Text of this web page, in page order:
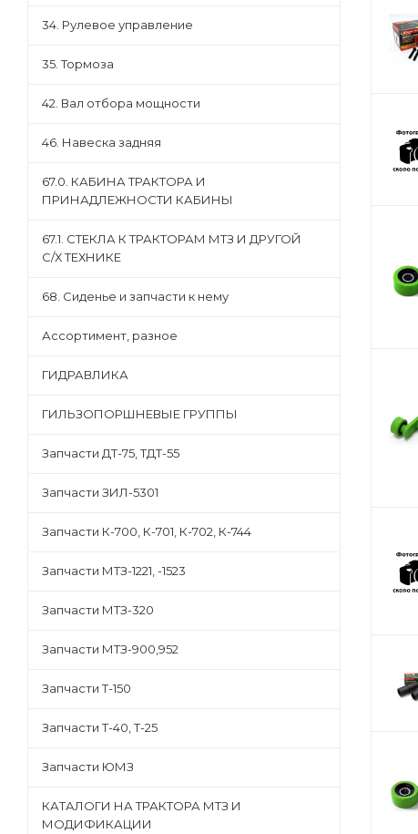
34. Рулевое управление
35. Тормоза
42. Вал отбора мощности
46. Навеска задняя
67.0. КАБИНА ТРАКТОРА И
ПРИНАДЛЕЖНОСТИ КАБИНЫ
67.1. СТЕКЛА К ТРАКТОРАМ МТЗ И ДРУГОЙ
С/Х ТЕХНИКЕ
68. Сиденье и запчасти к нему
Ассортимент, разное
ГИДРАВЛИКА
ГИЛЬЗОПОРШНЕВЫЕ ГРУППЫ
Запчасти ДТ-75, ТДТ-55
Запчасти ЗИЛ-5301
Запчасти К-700, К-701, К-702, К-744
Запчасти МТЗ-1221, -1523
Запчасти МТЗ-320
Запчасти МТЗ-900,952
Запчасти Т-150
Запчасти Т-40, Т-25
Запчасти ЮМЗ
КАТАЛОГИ НА ТРАКТОРА МТЗ И
МОДИФИКАЦИИ